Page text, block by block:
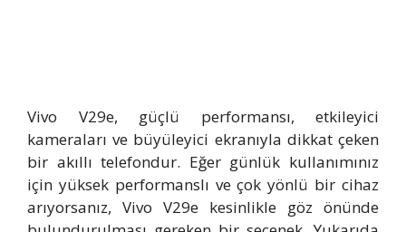
Vivo V29e, güçlü performansı, etkileyici
kameraları ve büyüleyici ekranıyla dikkat çeken
bir akıllı telefondur. Eğer günlük kullanımınız
için yüksek performanslı ve çok yönlü bir cihaz
arıyorsanız, Vivo V29e kesinlikle göz önünde